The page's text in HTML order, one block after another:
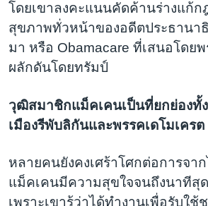
โดยเขาลงคะแนนคัดค้านร่างแก้
สุขภาพทั่วหน้าของอดีตประธานา
มา หรือ Obamacare ที่เสนอโดย
ผลักดันโดยทรัมป์
วุฒิสมาชิกแม็คเคนเป็นที่ยกย่องทั้
เมืองรีพับลิกันและพรรคเดโมเครต
หลายคนยังคงเศร้าโศกต่อการจา
แม็คเคนมีความสุขใจจนถึงนาทีสุ
เพราะเขารู้ว่าได้ทำงานเพื่อรับใช้